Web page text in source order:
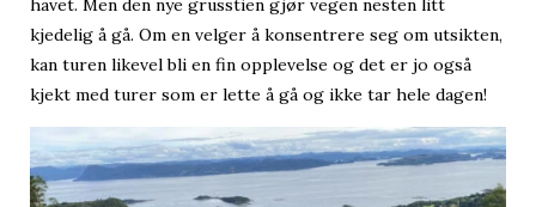
havet. Men den nye grusstien gjør vegen nesten litt
kjedelig å gå. Om en velger å konsentrere seg om utsikten,
kan turen likevel bli en fin opplevelse og det er jo også
kjekt med turer som er lette å gå og ikke tar hele dagen!